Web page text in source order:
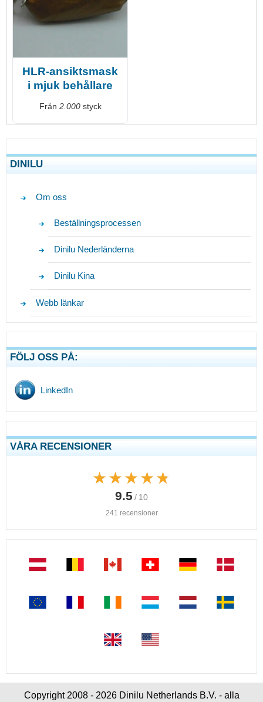
HLR-ansiktsmask
i mjuk behållare
Från 2.000styck
DINILU
Om oss
Beställningsprocessen
Dinilu Nederländerna
Dinilu Kina
Webb länkar
FÖLJ OSS PÅ:
LinkedIn
VÅRA RECENSIONER
★★★★★
★★★★★
9.5 / 10
241 recensioner
Copyright 2008 - 2026 Dinilu Netherlands B.V. - alla